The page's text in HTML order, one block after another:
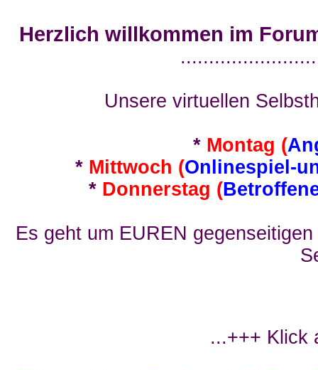
Herzlich willkommen im
Unsere virtuellen
* Montag (
* Mittwoch (Onlinespiel-
* Donnerstag (
Es geht um EUREN
...+++ Klick